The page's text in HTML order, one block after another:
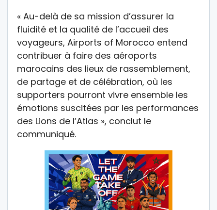
« Au-delà de sa mission d’assurer la
fluidité et la qualité de l’accueil des
voyageurs, Airports of Morocco entend
contribuer à faire des aéroports
marocains des lieux de rassemblement,
de partage et de célébration, où les
supporters pourront vivre ensemble les
émotions suscitées par les performances
des Lions de l’Atlas », conclut le
communiqué.